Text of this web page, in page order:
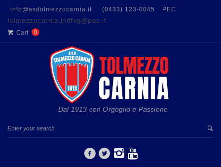
info@asdolmezzocarnia.it (0433) 123-0045 PEC
tolmezzocarnia.lndfvg@pec.it
Cart 0
Dal 1913 con Orgoglio e Passione